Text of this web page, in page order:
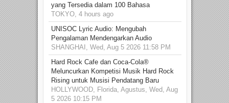
yang Tersedia dalam 100 Bahasa
TOKYO, 4 hours ago
UNISOC Lyric Audio: Mengubah
Pengalaman Mendengarkan Audio
SHANGHAI, Wed, Aug 5 2026 11:58 PM
Hard Rock Cafe dan Coca-Cola®
Meluncurkan Kompetisi Musik Hard Rock
Rising untuk Musisi Pendatang Baru
HOLLYWOOD, Florida, Agustus, Wed, Aug
5 2026 10:15 PM